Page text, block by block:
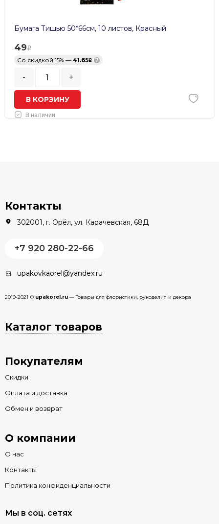
Бумага Тишью 50*66см, 10 листов, Красный
49
Со скидкой 15% — 41.65 ?
- +
В КОРЗИНУ
В наличии
Контакты
302001, г. Орёл, ул. Карачевская, 68Д
+7 920 280-22-66
upakovkaorel@yandex.ru
2019-2021 © upakorel.ru — Товары для флористики, рукоделия и декора
Каталог товаров
Покупателям
Скидки
Оплата и доставка
Обмен и возврат
О компании
О нас
Контакты
Политика конфиденциальности
Мы в соц. сетях